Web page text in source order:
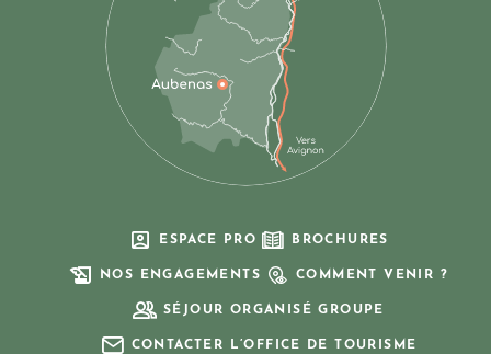
ESPACE PRO BROCHURES
NOS ENGAGEMENTS COMMENT VENIR ?
SÉJOUR ORGANISÉ GROUPE
CONTACTER L’OFFICE DE TOURISME